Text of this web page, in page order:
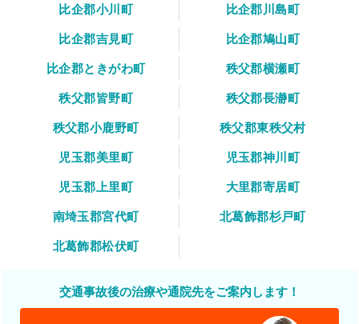
比企郡小川町
比企郡川島町
比企郡吉見町
比企郡鳩山町
比企郡ときがわ町
秩父郡横瀬町
秩父郡皆野町
秩父郡長瀞町
秩父郡小鹿野町
秩父郡東秩父村
児玉郡美里町
児玉郡神川町
児玉郡上里町
大里郡寄居町
南埼玉郡宮代町
北葛飾郡杉戸町
北葛飾郡松伏町
交通事故後の治療や通院先をご案内します！